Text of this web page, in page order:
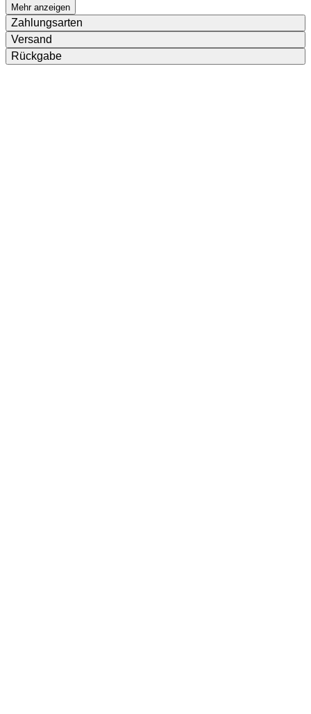
Mehr anzeigen
Zahlungsarten
Versand
Rückgabe